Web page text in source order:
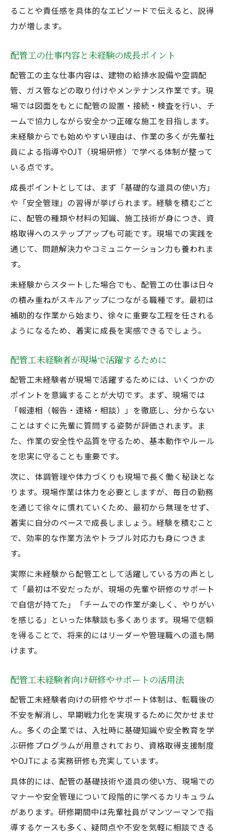
ることや責任感を具体的なエピソードで伝えると、説得
力が増します。
配管工の仕事内容と未経験の成長ポイント
配管工の主な仕事内容は、建物の給排水設備や空調配
管、ガス管などの取り付けやメンテナンス作業です。現
場では図面をもとに配管の設置・接続・検査を行い、チ
ームで協力しながら安全かつ正確な施工を目指します。
未経験からでも始めやすい理由は、作業の多くが先輩社
員による指導やOJT（現場研修）で学べる体制が整って
いる点です。
成長ポイントとしては、まず「基礎的な道具の使い方」
や「安全管理」の習得が挙げられます。経験を積むごと
に、配管の種類や材料の知識、施工技術が身につき、資
格取得へのステップアップも可能です。現場での実践を
通じて、問題解決力やコミュニケーション力も養われま
す。
未経験からスタートした場合でも、配管工の仕事は日々
の積み重ねがスキルアップにつながる職種です。最初は
補助的な作業から始まり、徐々に重要な工程を任される
ようになるため、着実に成長を実感できるでしょう。
配管工未経験者が現場で活躍するために
配管工未経験者が現場で活躍するためには、いくつかの
ポイントを意識することが大切です。まず、現場では
「報連相（報告・連絡・相談）」を徹底し、分からない
ことはすぐに先輩に質問する姿勢が評価されます。ま
た、作業の安全性や品質を守るため、基本動作やルール
を忠実に守ることも重要です。
次に、体調管理や体力づくりも現場で長く働く秘訣とな
ります。現場作業は体力を必要としますが、毎日の勤務
を通じて徐々に慣れていくため、最初から無理をせず、
着実に自分のペースで成長しましょう。経験を積むこと
で、効率的な作業方法やトラブル対応力も身につきま
す。
実際に未経験から配管工として活躍している方の声とし
て「最初は不安だったが、現場の先輩や研修のサポート
で自信が持てた」「チームでの作業が楽しく、やりがい
を感じる」といった体験談も多くあります。現場で信頼
を得ることで、将来的にはリーダーや管理職への道も開
けます。
配管工未経験者向け研修やサポートの活用法
配管工未経験者向けの研修やサポート体制は、転職後の
不安を解消し、早期戦力化を実現するために欠かせませ
ん。多くの企業では、入社時に基礎知識や安全教育を学
ぶ研修プログラムが用意されており、資格取得支援制度
やOJTによる実務研修も充実しています。
具体的には、配管の基礎技術や道具の使い方、現場での
マナーや安全管理について段階的に学べるカリキュラム
があります。研修期間中は先輩社員がマンツーマンで指
導するケースも多く、疑問点や不安を気軽に相談できる